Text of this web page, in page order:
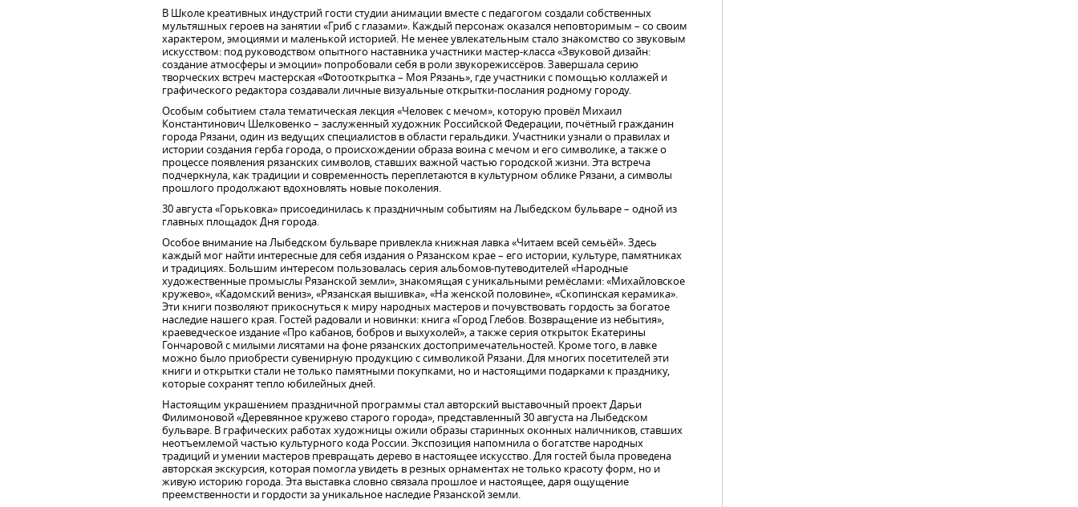
В Школе креативных индустрий гости студии анимации вместе с педагогом создали собственных
мультяшных героев на занятии «Гриб с глазами». Каждый персонаж оказался неповторимым – со своим
характером, эмоциями и маленькой историей. Не менее увлекательным стало знакомство со звуковым
искусством: под руководством опытного наставника участники мастер-класса «Звуковой дизайн:
создание атмосферы и эмоции» попробовали себя в роли звукорежиссёров. Завершала серию
творческих встреч мастерская «Фотооткрытка – Моя Рязань», где участники с помощью коллажей и
графического редактора создавали личные визуальные открытки-послания родному городу.
Особым событием стала тематическая лекция «Человек с мечом», которую провёл Михаил
Константинович Шелковенко – заслуженный художник Российской Федерации, почётный гражданин
города Рязани, один из ведущих специалистов в области геральдики. Участники узнали о правилах и
истории создания герба города, о происхождении образа воина с мечом и его символике, а также о
процессе появления рязанских символов, ставших важной частью городской жизни. Эта встреча
подчеркнула, как традиции и современность переплетаются в культурном облике Рязани, а символы
прошлого продолжают вдохновлять новые поколения.
30 августа «Горьковка» присоединилась к праздничным событиям на Лыбедском бульваре – одной из
главных площадок Дня города.
Особое внимание на Лыбедском бульваре привлекла книжная лавка «Читаем всей семьёй». Здесь
каждый мог найти интересные для себя издания о Рязанском крае – его истории, культуре, памятниках
и традициях. Большим интересом пользовалась серия альбомов-путеводителей «Народные
художественные промыслы Рязанской земли», знакомящая с уникальными ремёслами: «Михайловское
кружево», «Кадомский вениз», «Рязанская вышивка», «На женской половине», «Скопинская керамика».
Эти книги позволяют прикоснуться к миру народных мастеров и почувствовать гордость за богатое
наследие нашего края. Гостей радовали и новинки: книга «Город Глебов. Возвращение из небытия»,
краеведческое издание «Про кабанов, бобров и выхухолей», а также серия открыток Екатерины
Гончаровой с милыми лисятами на фоне рязанских достопримечательностей. Кроме того, в лавке
можно было приобрести сувенирную продукцию с символикой Рязани. Для многих посетителей эти
книги и открытки стали не только памятными покупками, но и настоящими подарками к празднику,
которые сохранят тепло юбилейных дней.
Настоящим украшением праздничной программы стал авторский выставочный проект Дарьи
Филимоновой «Деревянное кружево старого города», представленный 30 августа на Лыбедском
бульваре. В графических работах художницы ожили образы старинных оконных наличников, ставших
неотъемлемой частью культурного кода России. Экспозиция напомнила о богатстве народных
традиций и умении мастеров превращать дерево в настоящее искусство. Для гостей была проведена
авторская экскурсия, которая помогла увидеть в резных орнаментах не только красоту форм, но и
живую историю города. Эта выставка словно связала прошлое и настоящее, даря ощущение
преемственности и гордости за уникальное наследие Рязанской земли.